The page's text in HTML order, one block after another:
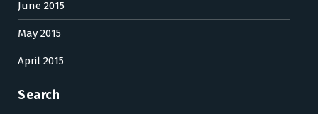
June 2015
May 2015
April 2015
Search